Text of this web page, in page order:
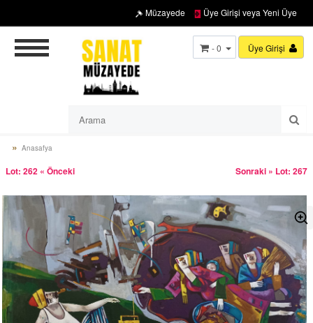
Müzayede Üye Girişi veya Yeni Üye
Üye Girişi
- 0
Anasafya
Lot: 262 « Önceki Sonraki » Lot: 267